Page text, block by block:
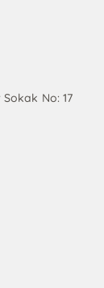
No: 17